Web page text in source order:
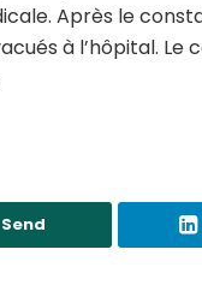
Après le
à l’hôpital. Le
Send